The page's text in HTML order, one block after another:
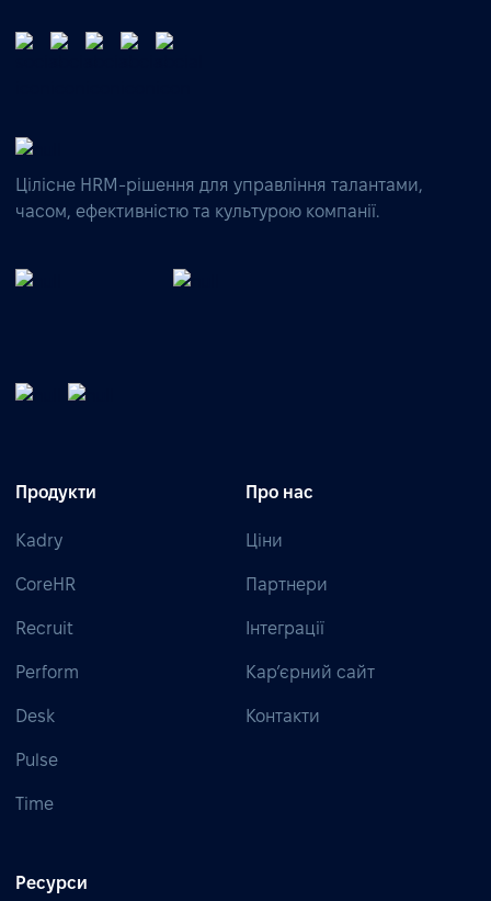
Цілісне HRM-рішення для управління талантами,
часом, ефективністю та культурою компанії.
Продукти
Kadry
CoreHR
Recruit
Perform
Desk
Pulse
Time
Про нас
Ціни
Партнери
Інтеграції
Кар’єрний сайт
Контакти
Ресурси